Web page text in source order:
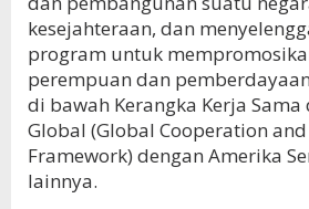
kesejahteraan, dan
program untuk
perempuan dan
di bawah Kerangka Kerja Sama
Global (Global Cooperation
Framework) dengan Amerika
lainnya.